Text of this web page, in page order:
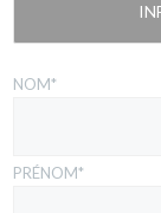
NOM*
PRÉNOM*